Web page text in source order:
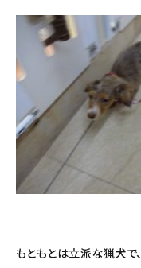
もともとは立派な猟犬で、